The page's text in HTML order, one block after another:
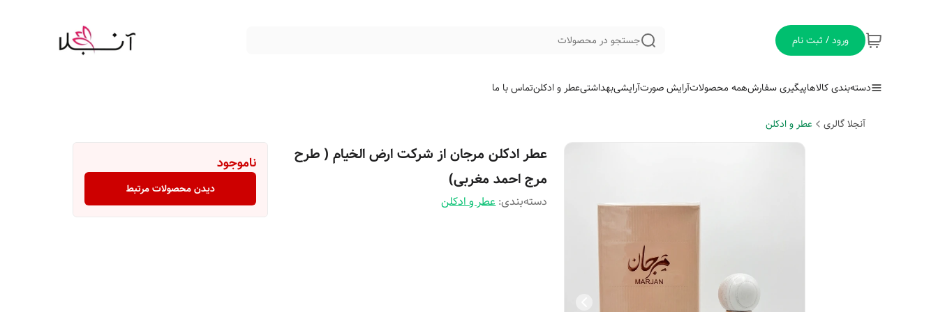
ورود / ثبت نام جستجو در محصولات
دسته‌بندی کالاهاپیگیری سفارشهمه محصولاتآرایش صورتآرایشیبهداشتیعطر و ادکلنتماس با ما
آنجلا گالری عطر و ادکلن
عطر ادکلن مرجان از شرکت ارض الخیام ( طرح
مرج احمد مغربی)
دسته‌بندی:عطر و ادکلن
ناموجود
دیدن محصولات مرتبط